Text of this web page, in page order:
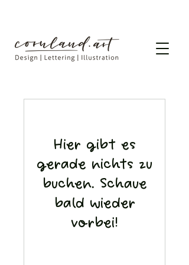
Hier gibt es
gerade nichts zu
buchen. Schaue
bald wieder
vorbei!